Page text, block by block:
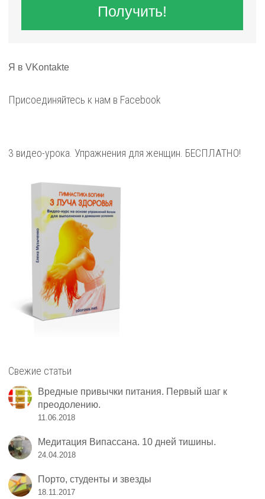
Получить!
Я в VKontakte
Присоединяйтесь к нам в Facebook
3 видео-урока. Упражнения для женщин. БЕСПЛАТНО!
Свежие статьи
Вредные привычки питания. Первый шаг к
преодолению.
11.06.2018
Медитация Випассана. 10 дней тишины.
24.04.2018
Порто, студенты и звезды
18.11.2017